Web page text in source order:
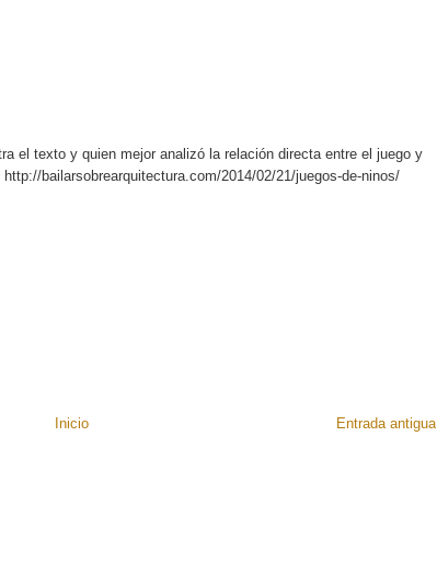
el texto y quien mejor analizó la relación directa entre el juego y
bailarsobrearquitectura.com/2014/02/21/juegos-de-ninos/
Entrada antigua
Inicio